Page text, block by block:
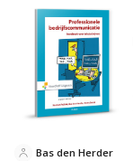
Bas den Herder